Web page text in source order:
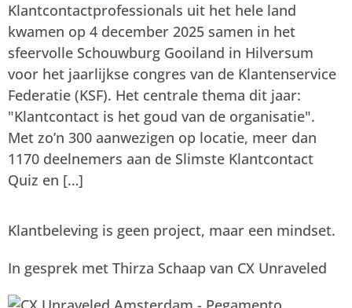
Klantcontactprofessionals uit het hele land
kwamen op 4 december 2025 samen in het
sfeervolle Schouwburg Gooiland in Hilversum
voor het jaarlijkse congres van de Klantenservice
Federatie (KSF). Het centrale thema dit jaar:
"Klantcontact is het goud van de organisatie".
Met zo’n 300 aanwezigen op locatie, meer dan
1170 deelnemers aan de Slimste Klantcontact
Quiz en […]
Klantbeleving is geen project, maar een mindset.
In gesprek met Thirza Schaap van CX Unraveled